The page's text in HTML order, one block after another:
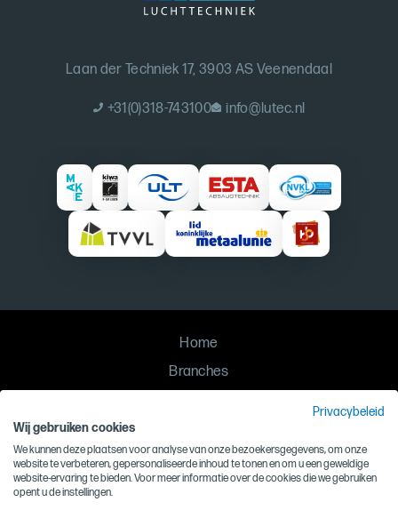
Laan der Techniek 17, 3903 AS Veenendaal
+31(0)318-743100 info@lutec.nl
Home
Branches
Privacy
Algemene voorwaarden
Privacybeleid
Wij gebruiken cookies
We kunnen deze plaatsen voor analyse van onze bezoekersgegevens, om onze
website te verbeteren, gepersonaliseerde inhoud te tonen en om u een geweldige
website-ervaring te bieden. Voor meer informatie over de cookies die we gebruiken
opent u de instellingen.